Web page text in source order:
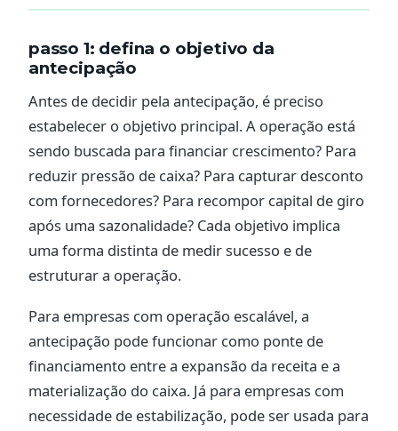
passo 1: defina o objetivo da
antecipação
Antes de decidir pela antecipação, é preciso
estabelecer o objetivo principal. A operação está
sendo buscada para financiar crescimento? Para
reduzir pressão de caixa? Para capturar desconto
com fornecedores? Para recompor capital de giro
após uma sazonalidade? Cada objetivo implica
uma forma distinta de medir sucesso e de
estruturar a operação.
Para empresas com operação escalável, a
antecipação pode funcionar como ponte de
financiamento entre a expansão da receita e a
materialização do caixa. Já para empresas com
necessidade de estabilização, pode ser usada para